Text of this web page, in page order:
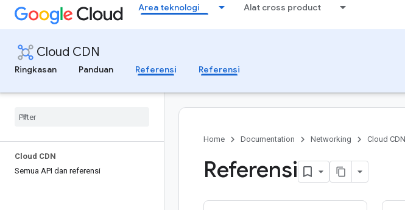
Area teknologi Alat cross product
Cloud CDN
Ringkasan
Panduan Referensi Referensi
Cloud CDN
Semua API dan referensi
Home Documentation Networking Cloud CDN
Referensi